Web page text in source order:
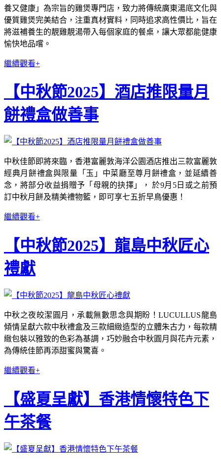
養又健康」為宗旨的雞煲專門店，致力將傳統廣東湯底文化與
優質雞煲完美結合，注重真材實料，同時追求高性價比，旨在
將滋補養生的靚雞靚湯帶入每個家庭的餐桌，讓大眾都能健康
愉快地品嚐。
繼續觀看+
【中秋節2025】酒店推限量月
餅禮盒做善事
中秋佳節即將來臨，香港富麗敦海洋公園酒店推出三款富麗敦
經典月餅禮盒與限量「玉」中菜廳至尊月餅禮盒，並延續善
念，將部分收益捐贈予「母親的抉擇」， 於9月5日或之前預
訂中秋月餅及精美禮物籃，即可享七五折早鳥優惠！
繼續觀看+
【中秋節2025】龍島中秋匠心
禮獻
中秋之夜皎潔圓月，承載無數思念與期盼！LUCULLUS龍島
傾情呈獻六款中秋禮盒及三款細緻造型的立體朱古力，每款精
緻包裝以雅致的色彩為基調，巧妙融合中秋圓月與花卉元素，
為傳統佳節再添甜蜜與驚喜。
繼續觀看+
【盛夏呈獻】香港情懷特色下
午茶餐